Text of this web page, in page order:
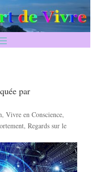
par
,Vivre en Conscience,
,Regards sur le